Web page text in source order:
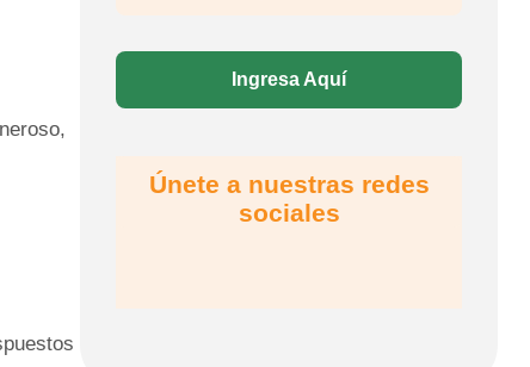
Ingresa Aquí
Únete a nuestras redes
sociales